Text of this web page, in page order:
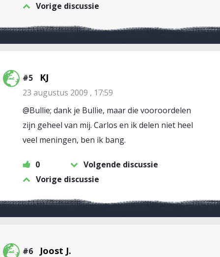
Vorige discussie
#5 KJ
23 augustus 2009 , 17:59
@Bullie; dank je Bullie, maar die vooroordelen
zijn geheel van mij. Carlos en ik delen niet heel
veel meningen, ben ik bang.
0
Volgende discussie
Vorige discussie
#6 Joost J.